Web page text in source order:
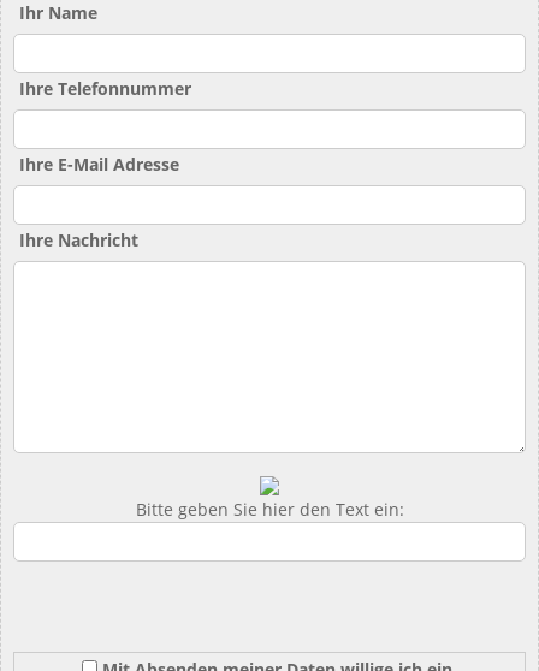
Ihr Name
Ihre Telefonnummer
Ihre E-Mail Adresse
Ihre Nachricht
Bitte geben Sie hier den Text ein: